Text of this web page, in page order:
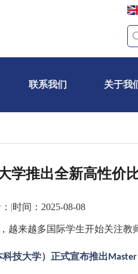
联系我们 关于我
学推出全新高性价
|时间：2025-08-08
越来越多国际学生开始关注教
科技大学）正式宣布推出